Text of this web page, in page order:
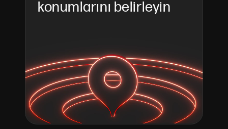
konumlarını belirleyin